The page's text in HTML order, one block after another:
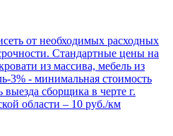
от необходимых расходных
Стандартные цены на
из массива, мебель из
3% - минимальная стоимость
сборщика в черте г.
области – 10 руб./км